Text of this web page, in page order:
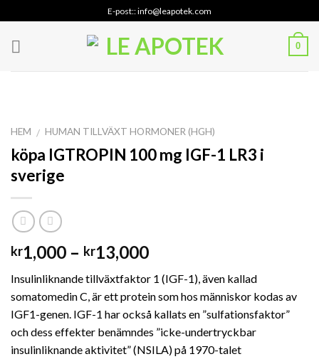
to
content
E-post:: info@leapotek.com
0
HEM / HUMAN TILLVÄXT HORMONER (HGH)
köpa IGTROPIN 100 mg IGF-1 LR3 i
sverige
kr1,000 – kr13,000Prisintervall:
till
kr13,000
Insulinliknande tillväxtfaktor 1 (IGF-1), även kallad
somatomedin C, är ett protein som hos människor kodas av
IGF1-genen. IGF-1 har också kallats en ”sulfationsfaktor”
och dess effekter benämndes ”icke-undertryckbar
insulinliknande aktivitet” (NSILA) på 1970-talet